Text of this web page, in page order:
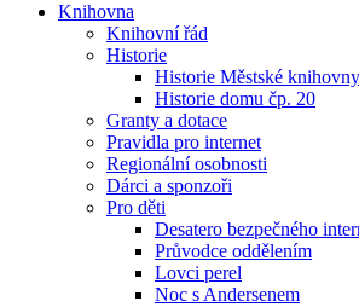
Knihovna
Knihovní řád
Historie
Historie Městské
Historie domu čp. 20
Granty a dotace
Pravidla pro internet
Regionální osobnosti
Dárci a sponzoři
Pro děti
Desatero bezpečného
Průvodce oddělením
Lovci perel
Noc s Andersenem